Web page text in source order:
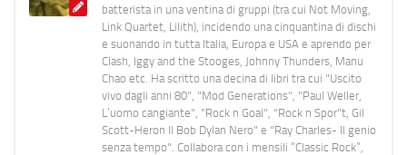
batterista in una ventina di gruppi (tra cui Not Moving,
Link Quartet, Lilith), incidendo una cinquantina di dischi
e suonando in tutta Italia, Europa e USA e aprendo per
Clash, Iggy and the Stooges, Johnny Thunders, Manu
Chao etc. Ha scritto una decina di libri tra cui "Uscito
vivo dagli anni 80", "Mod Generations", "Paul Weller,
L’uomo cangiante", "Rock n Goal", "Rock n Spor"t, Gil
Scott-Heron Il Bob Dylan Nero" e "Ray Charles- Il genio
senza tempo". Collabora con i mensili “Classic Rock”,